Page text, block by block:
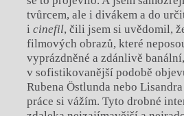
tvůrcem, ale i divákem a do
i cinefil, čili jsem si uvědomil,
filmových obrazů, které
vyprázdněné a zdánlivě
v sofistikovanější podobě
Rubena Östlunda nebo
práce si vážím. Tyto drobné